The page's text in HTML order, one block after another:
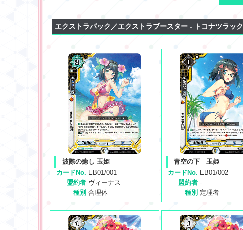
エクストラパック／エクストラブースター - トコナツラック
波際の癒し 玉姫
カードNo. EB01/001
盟約者 ヴィーナス
種別 合理体
青空の下 玉姫
カードNo. EB01/002
盟約者 -
種別 定理者